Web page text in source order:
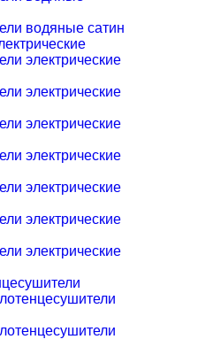
водяные сатин
электрические
электрические
электрические
электрические
электрические
электрические
электрические